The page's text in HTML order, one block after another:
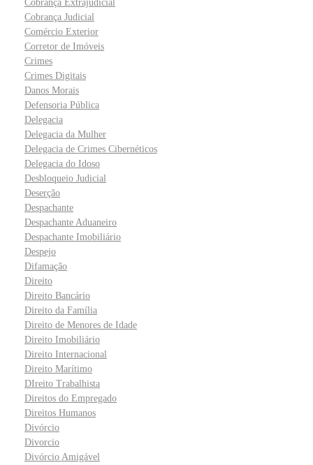
Cobrança Extrajudicial
Cobrança Judicial
Comércio Exterior
Corretor de Imóveis
Crimes
Crimes Digitais
Danos Morais
Defensoria Pública
Delegacia
Delegacia da Mulher
Delegacia de Crimes Cibernéticos
Delegacia do Idoso
Desbloqueio Judicial
Deserção
Despachante
Despachante Aduaneiro
Despachante Imobiliário
Despejo
Difamação
Direito
Direito Bancário
Direito da Família
Direito de Menores de Idade
Direito Imobiliário
Direito Internacional
Direito Marítimo
DIreito Trabalhista
Direitos do Empregado
Direitos Humanos
Divórcio
Divorcio
Divórcio Amigável